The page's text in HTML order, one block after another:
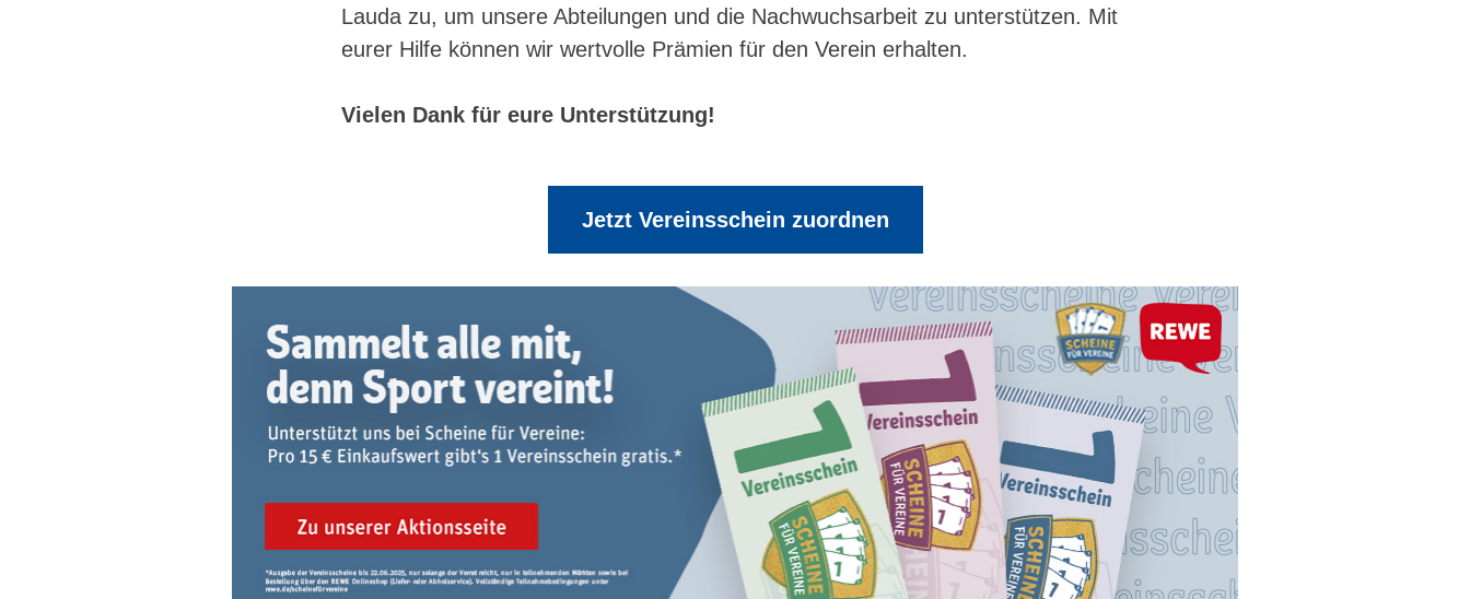
Lauda zu, um unsere Abteilungen und die Nachwuchsarbeit zu unterstützen. Mit
eurer Hilfe können wir wertvolle Prämien für den Verein erhalten.
Vielen Dank für eure Unterstützung!
Jetzt Vereinsschein zuordnen